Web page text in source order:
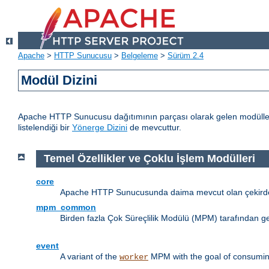
Apache > HTTP Sunucusu > Belgeleme > Sürüm 2.4
Modül Dizini
Apache HTTP Sunucusu dağıtımının parçası olarak gelen
listelendiği bir Yönerge Dizini de mevcuttur.
Temel Özellikler ve Çoklu İşlem Modülleri
core
Apache HTTP Sunucusunda daima mevcut olan
mpm_common
Birden fazla Çok Süreçlilik Modülü (MPM) tarafından
event
A variant of the worker MPM with the goal of